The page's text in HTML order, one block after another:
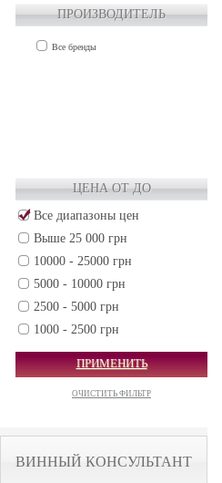
ПРОИЗВОДИТЕЛЬ
Все бренды
ЦЕНА ОТ ДО
Все диапазоны цен
Выше 25 000 грн
10000 - 25000 грн
5000 - 10000 грн
2500 - 5000 грн
1000 - 2500 грн
500 - 1000 грн
250 - 500 грн
50 - 250 грн
ПРИМЕНИТЬ
ОЧИСТИТЬ ФИЛЬТР
ВИННЫЙ КОНСУЛЬТАНТ